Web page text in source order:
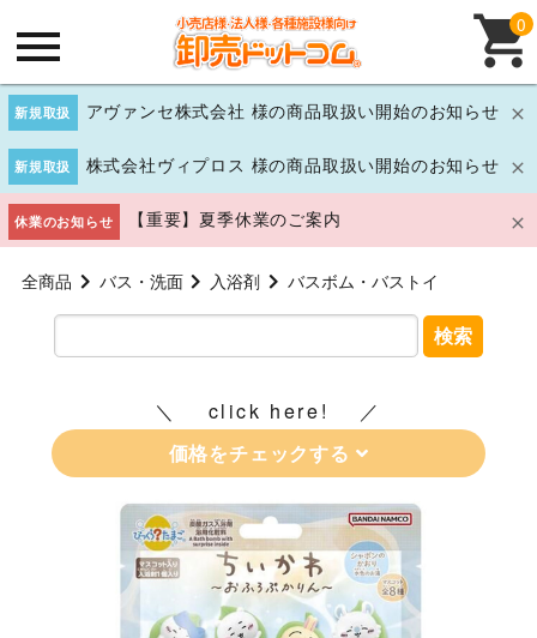
新規取扱 アヴァンセ株式会社 様の商品取扱い開始のお知らせ
新規取扱 株式会社ヴィプロス 様の商品取扱い開始のお知らせ
休業のお知らせ 【重要】夏季休業のご案内
0
全商品 バス・洗面 入浴剤 バスボム・バストイ
検索
click here!
価格をチェックする